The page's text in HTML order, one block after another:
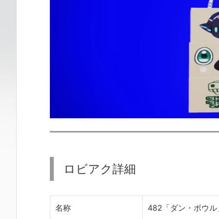
ロビアク詳細
名称 482「ダン・ボウル